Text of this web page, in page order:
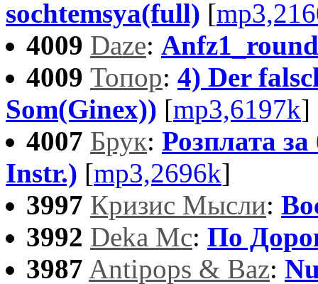
sochtemsya(full) [
4009 Daze:
4009 Топор: 4) Der
Som(Ginex)) [mp3,6197k]
4007 Брук: Розплата
Instr.) [mp3,2696k]
3997 Кризис Мысли:
3992 Deka Mc: По
3987 Antipops & Baz: